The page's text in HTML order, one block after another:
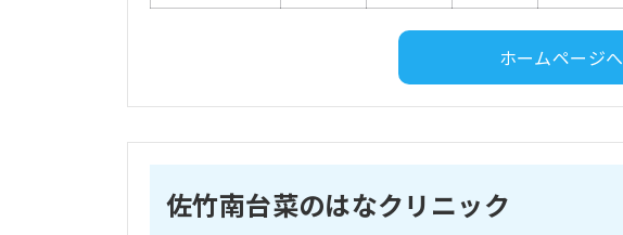
ホームページへ
佐竹南台菜のはなクリニック